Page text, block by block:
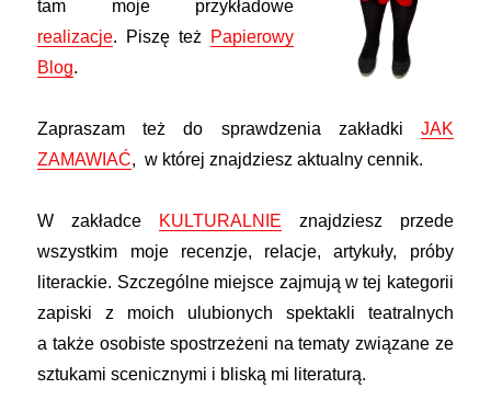
tam moje przykładowe
realizacje. Piszę też
Papierowy
Blog.
Zapraszam też do sprawdzenia zakładki JAK
ZAMAWIAĆ, w której znajdziesz aktualny cennik.
W zakładce KULTURALNIE znajdziesz przede
wszystkim moje recenzje, relacje, artykuły, próby
literackie. Szczególne miejsce zajmują w tej kategorii
zapiski z moich ulubionych spektakli teatralnych
a także osobiste spostrzeżeni na tematy związane ze
sztukami scenicznymi i bliską mi literaturą.